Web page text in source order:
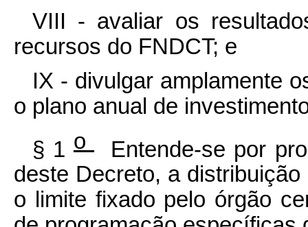
VIII - avaliar os
recursos do FNDCT; e
IX - divulgar amplamente
o plano anual de
§ 1 o
Entende-se por
deste Decreto, a
o limite fixado pelo órgão